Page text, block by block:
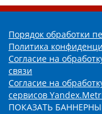
Порядок обработки
Политика
Согласие на
связи
Согласие на
сервисов
ПОКАЗАТЬ